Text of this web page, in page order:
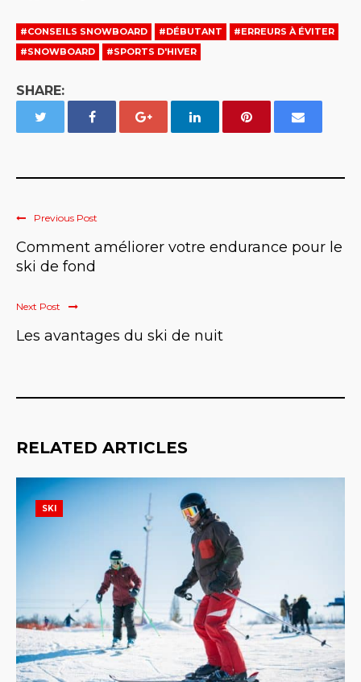
#CONSEILS SNOWBOARD #DÉBUTANT
#ERREURS À ÉVITER
#SNOWBOARD
#SPORTS D'HIVER
SHARE:
Previous Post
Comment améliorer votre endurance pour le
ski de fond
Next Post
Les avantages du ski de nuit
RELATED ARTICLES
SKI